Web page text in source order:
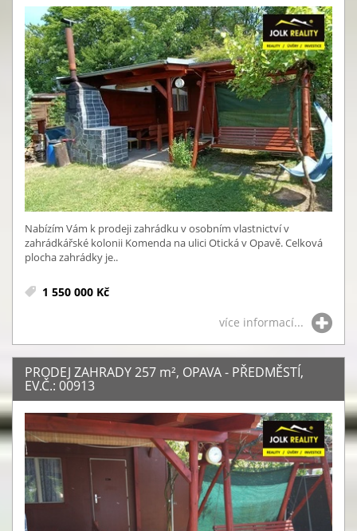
Nabízím Vám k prodeji zahrádku v osobním vlastnictví v
zahrádkářské kolonii Komenda na ulici Otická v Opavě. Celková
plocha zahrádky je..
1 550 000 Kč
více informací...
PRODEJ ZAHRADY 257 m², OPAVA - PŘEDMĚSTÍ,
EV.Č.: 00913